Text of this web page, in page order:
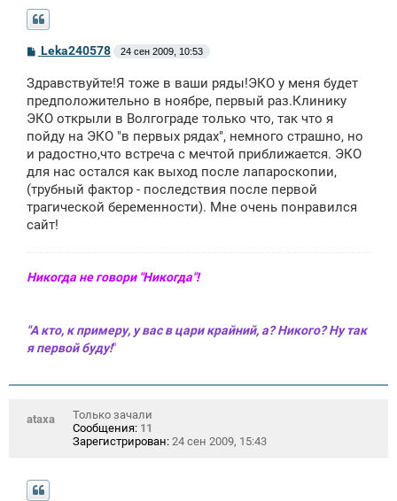
С
б
щ
е
н
и
Leka240578 24 сен 2009, 10:53
Здравствуйте!Я тоже в ваши ряды!ЭКО у меня будет
предположительно в ноябре, первый раз.Клинику
ЭКО открыли в Волгограде только что, так что я
пойду на ЭКО "в первых рядах", немного страшно, но
и радостно,что встреча с мечтой приближается. ЭКО
для нас остался как выход после лапароскопии,
(трубный фактор - последствия после первой
трагической беременности). Мне очень понравился
сайт!
Никогда не говори "Никогда"!
"А кто, к примеру, у вас в цари крайний, а? Никого? Ну так
я первой буду!"
ataxa
Только зачали
Сообщения: 11
Зарегистрирован: 24 сен 2009, 15:43